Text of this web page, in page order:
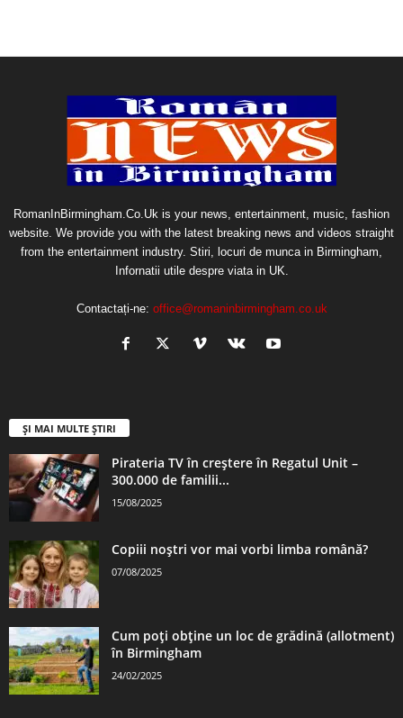
RomanInBirmingham.Co.Uk is your news, entertainment, music, fashion
website. We provide you with the latest breaking news and videos straight
from the entertainment industry. Stiri, locuri de munca in Birmingham,
Infornatii utile despre viata in UK.
Contactați-ne: office@romaninbirmingham.co.uk
ȘI MAI MULTE ȘTIRI
Pirateria TV în creștere în Regatul Unit –
300.000 de familii...
15/08/2025
Copiii noștri vor mai vorbi limba română?
07/08/2025
Cum poți obține un loc de grădină (allotment)
în Birmingham
24/02/2025